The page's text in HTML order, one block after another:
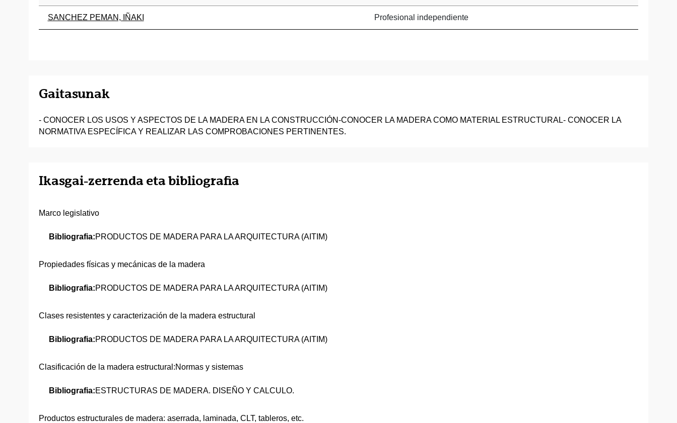
SANCHEZ PEMAN, IÑAKI Profesional independiente
Gaitasunak
- CONOCER LOS USOS Y ASPECTOS DE LA MADERA EN LA CONSTRUCCIÓN-CONOCER LA MADERA COMO MATERIAL ESTRUCTURAL- CONOCER LA
NORMATIVA ESPECÍFICA Y REALIZAR LAS COMPROBACIONES PERTINENTES.
Ikasgai-zerrenda eta bibliografia
Marco legislativo
Bibliografia:PRODUCTOS DE MADERA PARA LA ARQUITECTURA (AITIM)
Propiedades físicas y mecánicas de la madera
Bibliografia:PRODUCTOS DE MADERA PARA LA ARQUITECTURA (AITIM)
Clases resistentes y caracterización de la madera estructural
Bibliografia:PRODUCTOS DE MADERA PARA LA ARQUITECTURA (AITIM)
Clasificación de la madera estructural:Normas y sistemas
Bibliografia:ESTRUCTURAS DE MADERA. DISEÑO Y CALCULO.
Productos estructurales de madera: aserrada, laminada, CLT, tableros, etc.